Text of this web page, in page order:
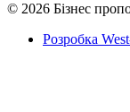
© 2026 Бізнес
Розробка